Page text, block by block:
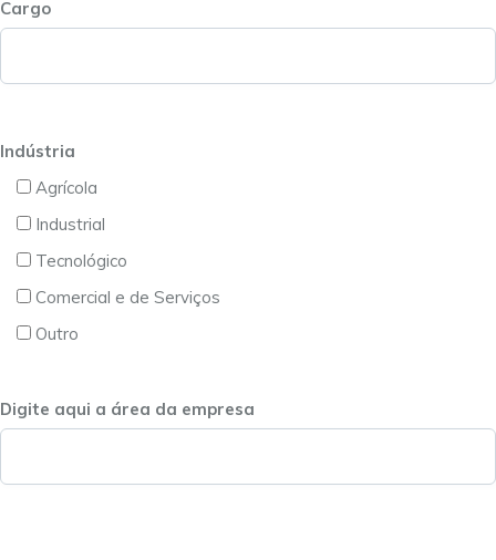
Cargo
Indústria
Agrícola
Industrial
Tecnológico
Comercial e de Serviços
Outro
Digite aqui a área da empresa